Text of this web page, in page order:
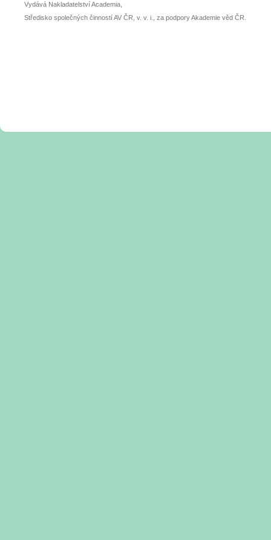
Vydává Nakladatelství Academia,
Středisko společných činností AV ČR, v. v. i., za podpory Akademie věd ČR.